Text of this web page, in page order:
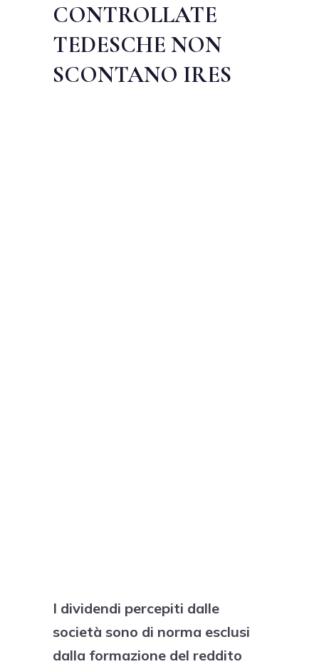
CONTROLLATE
TEDESCHE NON
SCONTANO IRES
I dividendi percepiti dalle
società sono di norma esclusi
dalla formazione del reddito